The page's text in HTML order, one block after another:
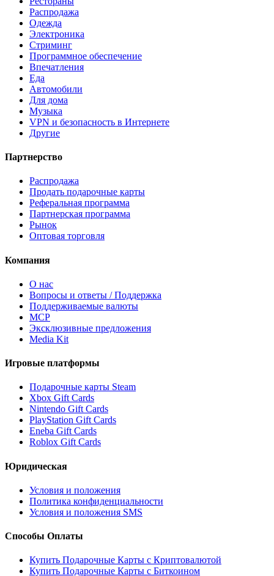
Распродажа
Одежда
Электроника
Стриминг
Программное обеспечение
Впечатления
Еда
Автомобили
Для дома
Музыка
VPN и безопасность в Интернете
Другие
Партнерство
Распродажа
Продать подарочные карты
Реферальная программа
Партнерская программа
Рынок
Оптовая торговля
Компания
О нас
Вопросы и ответы / Поддержка
Поддерживаемые валюты
MCP
Эксклюзивные предложения
Media Kit
Игровые платформы
Подарочные карты Steam
Xbox Gift Cards
Nintendo Gift Cards
PlayStation Gift Cards
Eneba Gift Cards
Roblox Gift Cards
Юридическая
Условия и положения
Политика конфиденциальности
Условия и положения SMS
Способы Оплаты
Купить Подарочные Карты с Криптовалютой
Купить Подарочные Карты с Биткоином